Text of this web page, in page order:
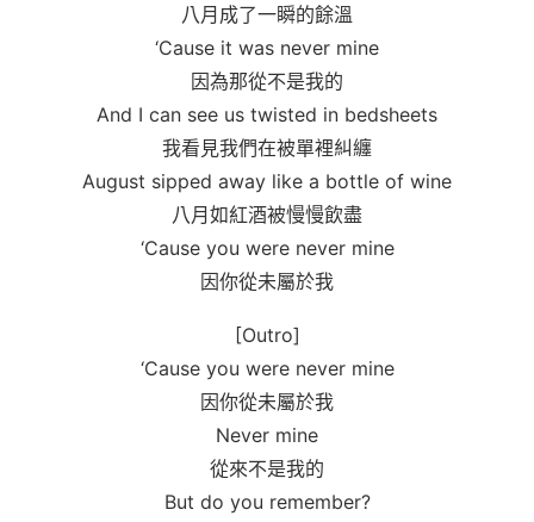
八月成了一瞬的餘溫
‘Cause it was never mine
因為那從不是我的
And I can see us twisted in bedsheets
我看見我們在被單裡糾纏
August sipped away like a bottle of wine
八月如紅酒被慢慢飲盡
‘Cause you were never mine
因你從未屬於我
[Outro]
‘Cause you were never mine
因你從未屬於我
Never mine
從來不是我的
But do you remember?